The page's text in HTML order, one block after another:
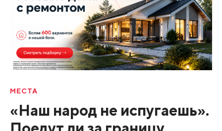
МЕСТА
«Наш народ не испугаешь».